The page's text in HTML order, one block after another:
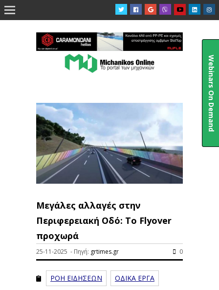

Μεγάλες αλλαγές στην
Περιφερειακή Οδό: Το Flyover
προχωρά
25-11-2025 - Πηγή: grtimes.gr 0
ΡΟΗ ΕΙΔΗΣΕΩΝ ΟΔΙΚΑ ΕΡΓΑ
Webinars On Demand